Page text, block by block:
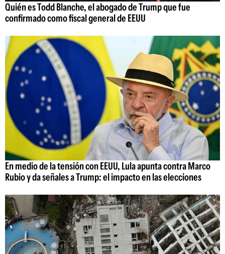
Quién es Todd Blanche, el abogado de Trump que fue
confirmado como fiscal general de EEUU
En medio de la tensión con EEUU, Lula apunta contra Marco
Rubio y da señales a Trump: el impacto en las elecciones